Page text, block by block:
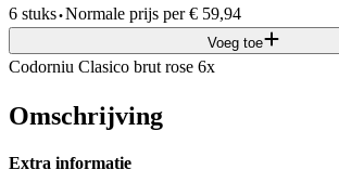
6 stuks·Normale prijs per € 59,94
Voeg toe
Codorni­u Clasico brut rose 6x
Omschrijving
Extra informatie